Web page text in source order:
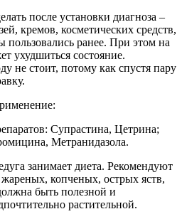
после установки диагноза –
кремов, косметических средств,
ранее. При этом на
ухудшиться состояние.
не стоит, потому как спустя пару
Супрастина, Цетрина;
Метранидазола.
занимает диета. Рекомендуют
копченых, острых яств,
быть полезной и
растительной.